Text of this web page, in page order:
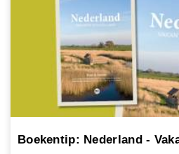
Boekentip: Nederland -